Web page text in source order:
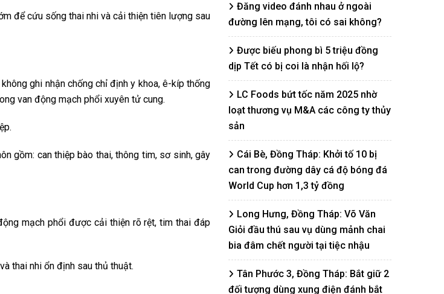
để cứu sống thai nhi và cải thiện tiên lượng sau
ghi nhận chống chỉ định y khoa, ê-kíp thống
van động mạch phổi xuyên tử cung.
gồm: can thiệp bào thai, thông tim, sơ sinh, gây
mạch phổi được cải thiện rõ rệt, tim thai đáp
thai nhi ổn định sau thủ thuật.
Đăng video đánh nhau ở ngoài
đường lên mạng, tôi có sai không?
Được biếu phong bì 5 triệu đồng
dịp Tết có bị coi là nhận hối lộ?
LC Foods bứt tốc năm 2025 nhờ
loạt thương vụ M&A các công ty thủy
sản
Cái Bè, Đồng Tháp: Khởi tố 10 bị
can trong đường dây cá độ bóng đá
World Cup hơn 1,3 tỷ đồng
Long Hưng, Đồng Tháp: Võ Văn
Giỏi đầu thú sau vụ dùng mảnh chai
bia đâm chết người tại tiệc nhậu
Tân Phước 3, Đồng Tháp: Bắt giữ 2
đối tượng dùng xung điện đánh bắt